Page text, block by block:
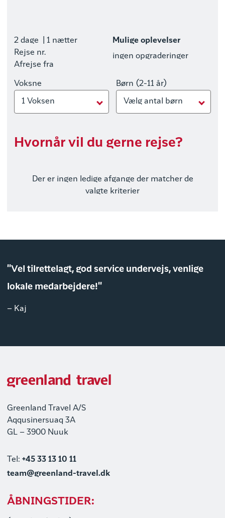
2 dage
| 1 nætter
Rejse nr.
Afrejse fra
Mulige oplevelser
ingen opgraderinger
Voksne
1 Voksen
Børn (2-11 år)
Vælg antal børn
Hvornår vil du gerne rejse?
Der er ingen ledige afgange der matcher de
valgte kriterier
"Vel tilrettelagt, god service undervejs, venlige
lokale medarbejdere!"
– Kaj
Greenland Travel A/S
Aqqusinersuaq 3A
GL – 3900 Nuuk
Tel: +45 33 13 10 11
team@greenland-travel.dk
ÅBNINGSTIDER: